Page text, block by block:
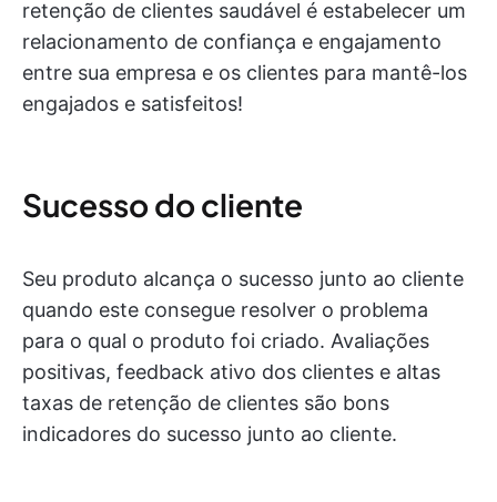
retenção de clientes saudável é estabelecer um
relacionamento de confiança e engajamento
entre sua empresa e os clientes para mantê-los
engajados e satisfeitos!
Sucesso do cliente
Seu produto alcança o sucesso junto ao cliente
quando este consegue resolver o problema
para o qual o produto foi criado. Avaliações
positivas, feedback ativo dos clientes e altas
taxas de retenção de clientes são bons
indicadores do sucesso junto ao cliente.